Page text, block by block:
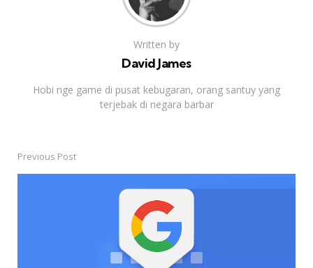
Written by
David James
Hobi nge game di pusat kebugaran, orang santuy yang
terjebak di negara barbar
PostPrevious Post